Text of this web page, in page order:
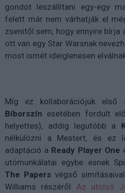
gondot leszállítani egy-egy
felett már nem várhatják el
zsenitől sem, hogy ennyire bírja
ott van egy Star Warsnak
most ismét ideiglenesen
Míg ez kollaborációjuk első
Bíborszín esetében fordult
helyettes), addig legutóbb a
nélkülözni a Mestert, és ez
adaptáció a Ready Player One
utómunkálatai egybe esnek
The Papers végső
Williams részéről Az utolsó